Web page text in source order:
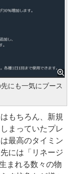
にも一気にブース
もちろん、新規
まっていたプレ
最高のタイミン
には「リネージ
まれる数々の物